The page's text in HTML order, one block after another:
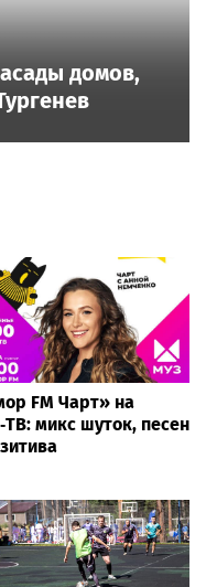
домов,
FM Чарт» на
микс шуток, песен